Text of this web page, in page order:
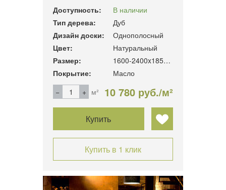
Доступность:
В наличии
Тип дерева:
Дуб
Дизайн доски:
Однополосный
Цвет:
Натуральный
Размер:
1600-2400x185x16 мм.
Покрытие:
Масло
м²
10 780 руб./м²
Купить
Купить в 1 клик